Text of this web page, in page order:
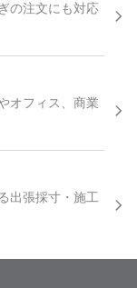
の注文にも対応
オフィス、商業
出張採寸・施工